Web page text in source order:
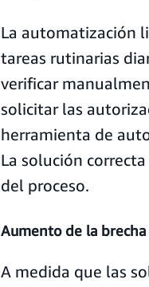
La automatización
tareas rutinarias
verificar
solicitar las
herramienta de
La solución
del proceso.
Aumento de la
A medida que las